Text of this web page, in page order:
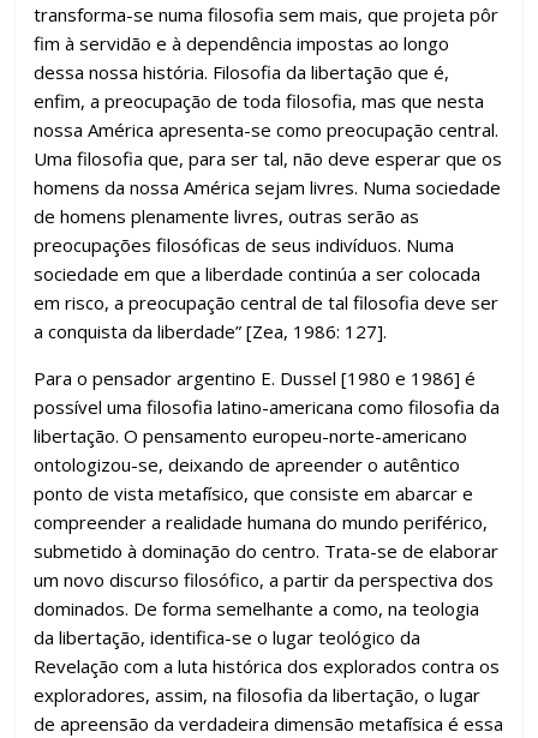
transforma-se numa filosofia sem mais, que projeta pôr
fim à servidão e à dependência impostas ao longo
dessa nossa história. Filosofia da libertação que é,
enfim, a preocupação de toda filosofia, mas que nesta
nossa América apresenta-se como preocupação central.
Uma filosofia que, para ser tal, não deve esperar que os
homens da nossa América sejam livres. Numa sociedade
de homens plenamente livres, outras serão as
preocupações filosóficas de seus indivíduos. Numa
sociedade em que a liberdade continúa a ser colocada
em risco, a preocupação central de tal filosofia deve ser
a conquista da liberdade” [Zea, 1986: 127].
Para o pensador argentino E. Dussel [1980 e 1986] é
possível uma filosofia latino-americana como filosofia da
libertação. O pensamento europeu-norte-americano
ontologizou-se, deixando de apreender o autêntico
ponto de vista metafísico, que consiste em abarcar e
compreender a realidade humana do mundo periférico,
submetido à dominação do centro. Trata-se de elaborar
um novo discurso filosófico, a partir da perspectiva dos
dominados. De forma semelhante a como, na teologia
da libertação, identifica-se o lugar teológico da
Revelação com a luta histórica dos explorados contra os
exploradores, assim, na filosofia da libertação, o lugar
de apreensão da verdadeira dimensão metafísica é essa